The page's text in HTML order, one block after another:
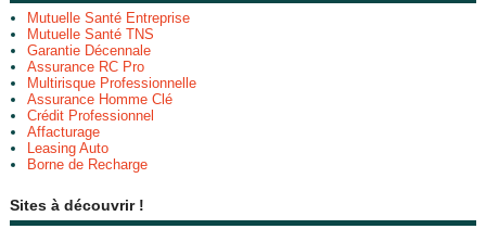
Mutuelle Santé Entreprise
Mutuelle Santé TNS
Garantie Décennale
Assurance RC Pro
Multirisque Professionnelle
Assurance Homme Clé
Crédit Professionnel
Affacturage
Leasing Auto
Borne de Recharge
Sites à découvrir !